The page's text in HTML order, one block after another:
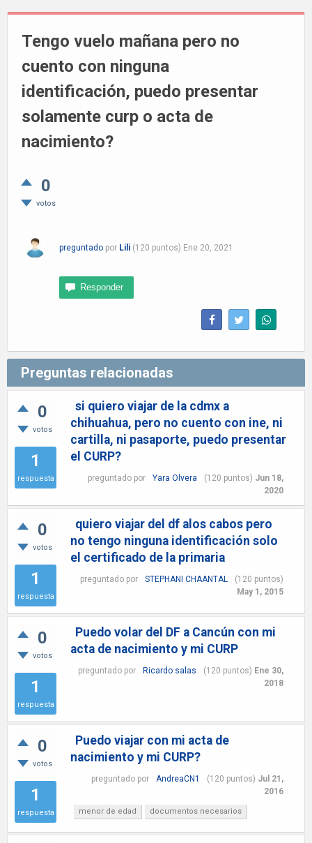
Tengo vuelo mañana pero no
cuento con ninguna
identificación, puedo presentar
solamente curp o acta de
nacimiento?
0
votos
preguntado por Lili (120 puntos) Ene 20, 2021
Preguntas relacionadas
0
votos
1
respuesta
si quiero viajar de la cdmx a
chihuahua, pero no cuento con ine, ni
cartilla, ni pasaporte, puedo presentar
el CURP?
preguntado por Yara Olvera (120 puntos) Jun 18,
2020
0
votos
1
respuesta
quiero viajar del df alos cabos pero
no tengo ninguna identificación solo
el certificado de la primaria
preguntado por STEPHANI CHAANTAL (120 puntos)
May 1, 2015
0
votos
1
respuesta
Puedo volar del DF a Cancún con mi
acta de nacimiento y mi CURP
preguntado por Ricardo salas (120 puntos) Ene 30,
2018
0
votos
1
respuesta
Puedo viajar con mi acta de
nacimiento y mi CURP?
preguntado por AndreaCN1 (120 puntos) Jul 21,
2016
menor de edad documentos necesarios